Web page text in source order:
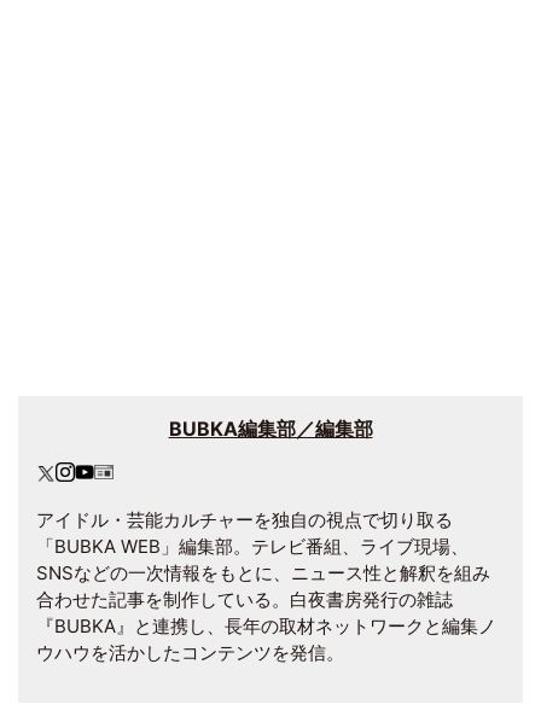
BUBKA編集部／編集部
アイドル・芸能カルチャーを独自の視点で切り取る
「BUBKA WEB」編集部。テレビ番組、ライブ現場、
SNSなどの一次情報をもとに、ニュース性と解釈を組み
合わせた記事を制作している。白夜書房発行の雑誌
『BUBKA』と連携し、長年の取材ネットワークと編集ノ
ウハウを活かしたコンテンツを発信。